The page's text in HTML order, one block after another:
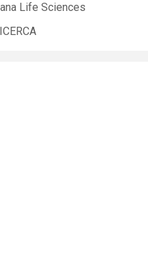
Life Sciences